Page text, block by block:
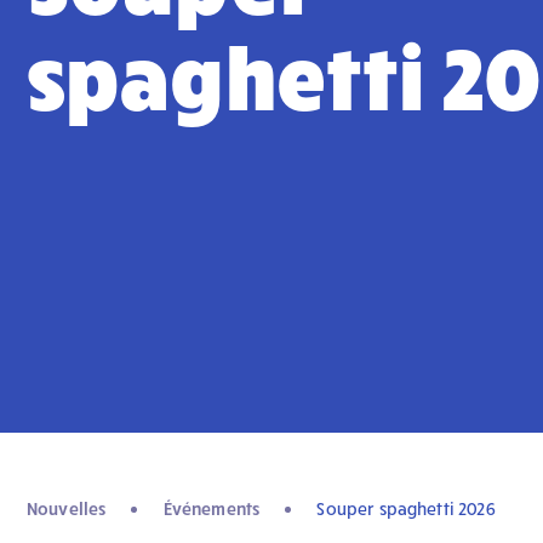
spaghetti
Nouvelles Événements Souper spaghetti 2026